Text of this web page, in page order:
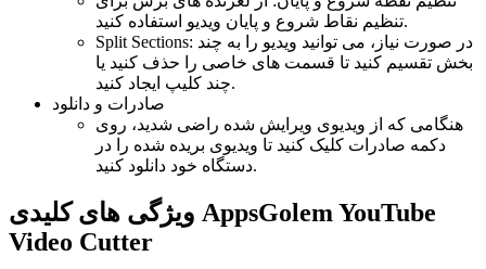
تنظیم نقاط شروع و پایان ویدیو استفاده کنید.
Split Sections: در صورت نیاز، می توانید ویدیو را به چند
بخش تقسیم کنید تا قسمت های خاصی را حذف کنید یا
چند کلیپ ایجاد کنید.
صادرات و دانلود
هنگامی که از ویدیوی ویرایش شده راضی شدید، روی
دکمه صادرات کلیک کنید تا ویدیوی بریده شده را در
دستگاه خود دانلود کنید.
ویژگی های کلیدی AppsGolem YouTube
Video Cutter